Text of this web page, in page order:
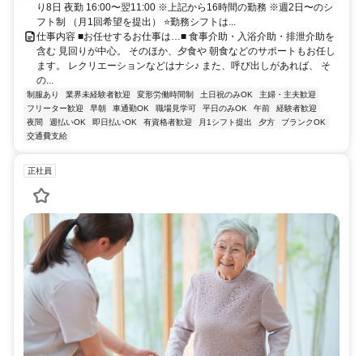
り8日 夜勤 16:00〜翌11:00 ※上記から16時間の勤務 ※週2日〜のシ
フト制 （月1回希望を提出） ⭐勤務シフトは...
仕事内容 ■お任せするお仕事は…■ 食事介助・入浴介助・排泄介助を
含む 見回りが中心。 そのほか、夕食や 朝食などのサポートもお任し
ます。 レクリエーションなどはナシ♪ また、呼び出しがあれば、 そ
の...
制服あり 業界未経験者歓迎 変形労働時間制 土日祝のみOK
主婦・主夫歓迎
フリーター歓迎
早朝 車通勤OK 職場見学可 平日のみOK 午前
経験者歓迎
夜間
週払いOK 即日払いOK 有資格者歓迎 月1シフト提出 夕方
ブランクOK
交通費支給
正社員